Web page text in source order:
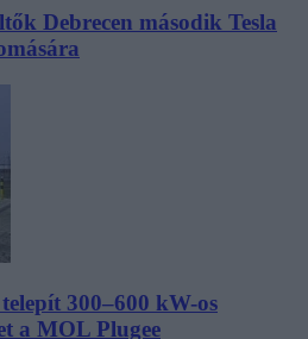
Debrecen második Tesla
300–600 kW-os
a MOL Plugee